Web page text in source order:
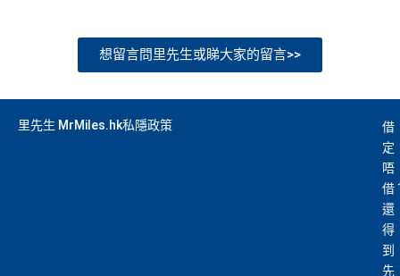
想留言問里先生或睇大家的留言>>
里先生 MrMiles.hk私隱政策
借
定
唔
借
還
得
到
先